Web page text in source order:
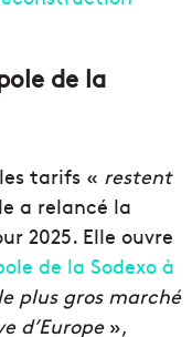
de la
tarifs « restent
a relancé la
2025. Elle ouvre
de la Sodexo à
plus gros marché
d’Europe»,